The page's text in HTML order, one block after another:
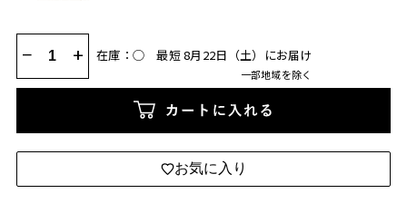
− + 在庫：◯ 最短 8月22日（土）にお届け
一部地域を除く
カートに入れる
お気に入り